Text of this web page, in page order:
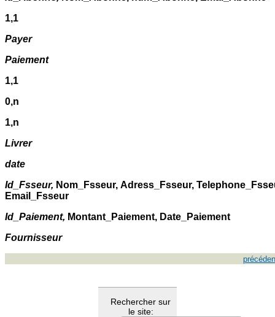
1,1
Payer
Paiement
1,1
0,n
1,n
Livrer
date
Id_Fsseur, Nom_Fsseur, Adress_Fsseur,
Email_Fsseur
Id_Paiement, Montant_Paiement, Date_Paiement
Fournisseur
Rechercher sur
le site: